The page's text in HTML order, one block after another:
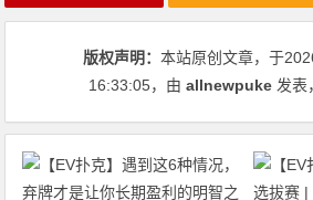
版权声明：本站原创文章，于
16:33:05，由allnewpuke 发表